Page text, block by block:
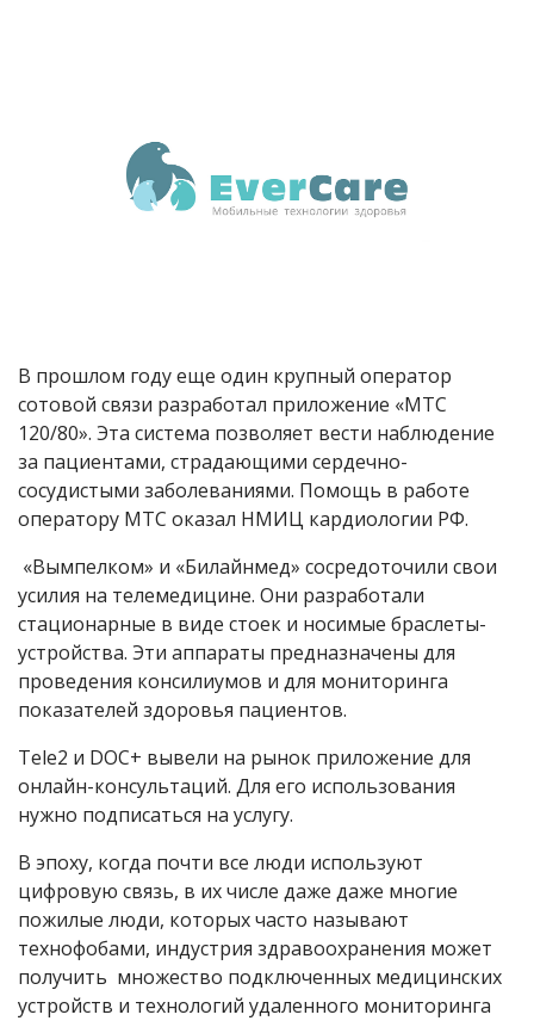
В прошлом году еще один крупный оператор
сотовой связи разработал приложение «МТС
120/80». Эта система позволяет вести наблюдение
за пациентами, страдающими сердечно-
сосудистыми заболеваниями. Помощь в работе
оператору МТС оказал НМИЦ кардиологии РФ.
«Вымпелком» и «Билайнмед» сосредоточили свои
усилия на телемедицине. Они разработали
стационарные в виде стоек и носимые браслеты-
устройства. Эти аппараты предназначены для
проведения консилиумов и для мониторинга
показателей здоровья пациентов.
Tele2 и DOC+ вывели на рынок приложение для
онлайн-консультаций. Для его использования
нужно подписаться на услугу.
В эпоху, когда почти все люди используют
цифровую связь, в их числе даже даже многие
пожилые люди, которых часто называют
технофобами, индустрия здравоохранения может
получить множество подключенных медицинских
устройств и технологий удаленного мониторинга